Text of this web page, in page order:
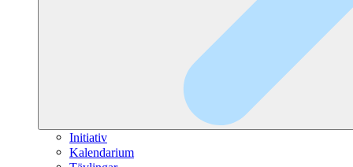
Initiativ
Kalendarium